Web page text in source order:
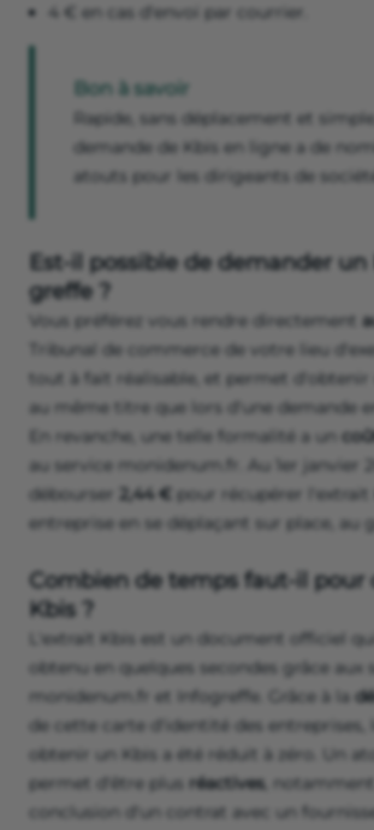
4 € en cas d'envoi par courrier.
Bon à savoir
Rapide, sans déplacement et
demande de Kbis en ligne a de
atouts pour les dirigeants de
Est-il possible de demander un
greffe ?
Vous préférez vous rendre directement
Tribunal de commerce de votre lieu
tout à fait réalisable, et permet d'obtenir
au même titre que lors d'une demande
En revanche, une telle formalité a un
au service monidenum.fr. Au 1er janvier
débourser 2,44 € pour récupérer l'extrait
entreprise en se déplaçant sur place, au
Combien de temps faut-il pour
Kbis ?
L'extrait Kbis est un document officiel
obtenu en quelques secondes grâce aux
monidenum.fr et Infogreffe. Grâce à la
de cette carte d'identité des entreprises,
obtenir un Kbis a été réduit à zéro. Un
permet d'être plus réactives,
conclusion d'un contrat avec un